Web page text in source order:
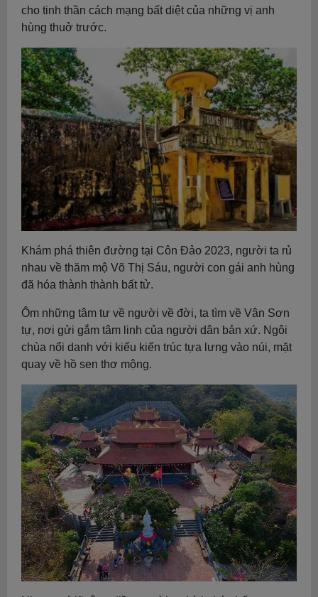
cho tinh thần cách mạng bất diệt của những vị anh
hùng thuở trước.
Khám phá thiên đường tại Côn Đảo 2023, người ta rủ
nhau về thăm mộ Võ Thị Sáu, người con gái anh hùng
đã hóa thành thành bất tử.
Ôm những tâm tư về người về đời, ta tìm về Vân Sơn
tự, nơi gửi gắm tâm linh của người dân bản xứ. Ngôi
chùa nổi danh với kiểu kiến trúc tựa lưng vào núi, mặt
quay về hồ sen thơ mộng.